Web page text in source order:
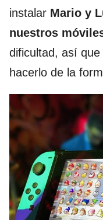
instalar Mario y
nuestros
dificultad, así
hacerlo de la